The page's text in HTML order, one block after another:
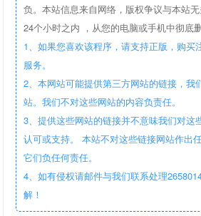
负。本站信息来自网络，版权争议与本站
24个小时之内 ，从您的电脑或手机中彻底
1、如果您喜欢该程序，请支持正版，购买
服务。
2、本网站可能提供第三方网站的链接，我
站。我们不对这些网站的内容负责任。
3、提供这些网站的链接并不意味我们对这
认可或支持。 本站不对这些链接网站作出
它们负任何责任。
4、如有侵权请邮件与我们联系处理
解！